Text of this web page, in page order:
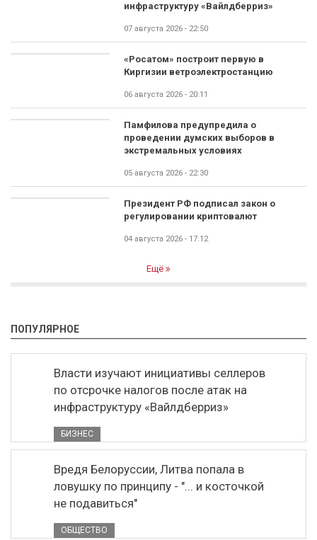
инфраструктуру «Вайлдберриз»
07 августа 2026 - 22:50
«Росатом» построит первую в
Киргизии ветроэлектростанцию
06 августа 2026 - 20:11
Памфилова предупредила о
проведении думских выборов в
экстремальных условиях
05 августа 2026 - 22:30
Президент РФ подписал закон о
регулировании криптовалют
04 августа 2026 - 17:12
Ещё
ПОПУЛЯРНОЕ
Власти изучают инициативы селлеров
по отсрочке налогов после атак на
инфраструктуру «Вайлдберриз»
БИЗНЕС
Вредя Белоруссии, Литва попала в
ловушку по принципу - "... и косточкой
не подавиться"
ОБЩЕСТВО